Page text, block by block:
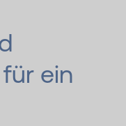
ein